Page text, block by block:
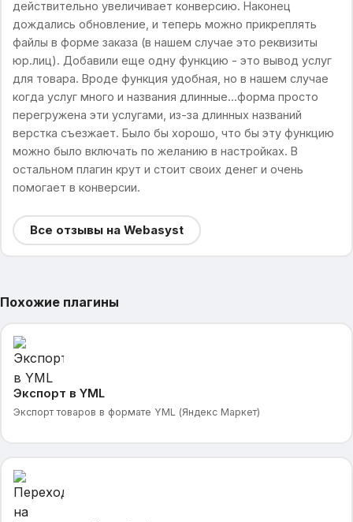
действительно увеличивает конверсию. Наконец
дождались обновление, и теперь можно прикреплять
файлы в форме заказа (в нашем случае это реквизиты
юр.лиц). Добавили еще одну функцию - это вывод услуг
для товара. Вроде функция удобная, но в нашем случае
когда услуг много и названия длинные...форма просто
перегружена эти услугами, из-за длинных названий
верстка съезжает. Было бы хорошо, что бы эту функцию
можно было включать по желанию в настройках. В
остальном плагин крут и стоит своих денег и очень
помогает в конверсии.
Все отзывы на Webasyst
Похожие плагины
Экспорт в YML
Экспорт товаров в формате YML (Яндекс Маркет)